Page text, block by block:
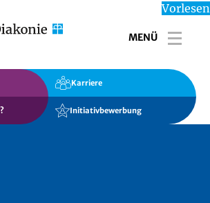
Vorlesen
MENÜ
Karriere
Initiativbewerbung